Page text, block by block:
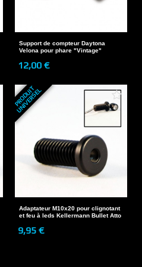
Support de compteur Daytona
Velona pour phare "Vintage"
12,00 €
P
R
O
D
U
I
T
U
N
I
V
E
R
S
E
L
Adaptateur M10x20 pour clignotant
et feu à leds Kellermann Bullet Atto
9,95 €